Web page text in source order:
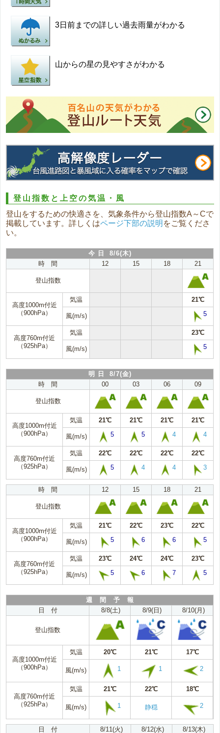
3日前までの詳しい過去雨量がわかる
山からの星の見やすさがわかる
登山指数と上空の気温・風
登山をするための快適さを、気象条件から登山指数A～Cで
掲載しています。詳しくはページ下部の説明 をご覧くださ
い。
今 日 8/6(木)
時 間
12 15 18 21
登山指数
高度1000m付近
（900hPa）
気温 21℃
風(m/s) 5
高度760m付近
（925hPa）
気温 23℃
風(m/s) 5
明 日 8/7(金)
時 間
00 03 06 09
登山指数
高度1000m付近
（900hPa）
気温 21℃ 21℃ 21℃ 21℃
風(m/s) 5 5 4 4
高度760m付近
（925hPa）
気温 22℃ 22℃ 22℃ 22℃
風(m/s) 5 4 4 3
時 間 12 15 18 21
登山指数
高度1000m付近
（900hPa）
気温 21℃ 22℃ 23℃ 22℃
風(m/s) 5 6 6 5
高度760m付近
（925hPa）
気温 23℃ 24℃ 24℃ 23℃
風(m/s) 5 6 7 5
週 間 予 報
日 付
8/8(土) 8/9(日) 8/10(月)
登山指数
高度1000m付近
（900hPa）
気温 20℃ 21℃ 17℃
風(m/s) 1 1 2
高度760m付近
（925hPa）
気温 21℃ 22℃ 18℃
風(m/s) 1 静穏 2
日 付 8/11(火) 8/12(水) 8/13(木)